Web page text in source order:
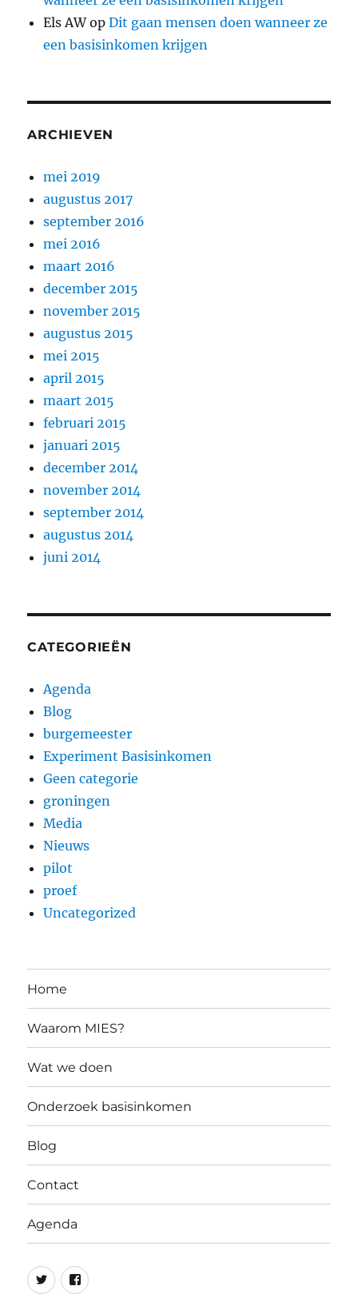
Els AWopDit gaan mensen doen wanneer ze
een basisinkomen krijgen
ARCHIEVEN
mei 2019
augustus 2017
september 2016
mei 2016
maart 2016
december 2015
november 2015
augustus 2015
mei 2015
april 2015
maart 2015
februari 2015
januari 2015
december 2014
november 2014
september 2014
augustus 2014
juni 2014
CATEGORIEËN
Agenda
Blog
burgemeester
Experiment Basisinkomen
Geen categorie
groningen
Media
Nieuws
pilot
proef
Uncategorized
Home
Waarom MIES?
Wat we doen
Onderzoek basisinkomen
Blog
Contact
Agenda
MIESMIES